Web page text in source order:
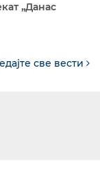
„Данас
све вести